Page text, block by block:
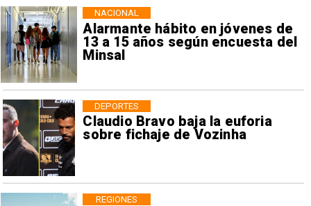
Alarmante hábito en jóvenes de
13 a 15 años según encuesta del
Minsal
NACIONAL
Claudio Bravo baja la euforia
sobre fichaje de Vozinha
DEPORTES
REGIONES